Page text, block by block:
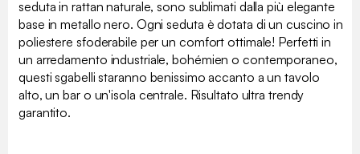
seduta in rattan naturale, sono sublimati dalla più elegante
base in metallo nero. Ogni seduta è dotata di un cuscino in
poliestere sfoderabile per un comfort ottimale! Perfetti in
un arredamento industriale, bohémien o contemporaneo,
questi sgabelli staranno benissimo accanto a un tavolo
alto, un bar o un'isola centrale. Risultato ultra trendy
garantito.